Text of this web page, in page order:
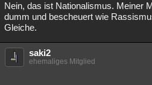
Nein, das ist Nationalismus. Meiner
dumm und bescheuert wie
Gleiche.
saki2
ehemaliges Mitglied